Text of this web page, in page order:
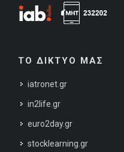
ΤΟ ΔΙΚΤΥΟ ΜΑΣ
iatronet.gr
in2life.gr
euro2day.gr
stocklearning.gr